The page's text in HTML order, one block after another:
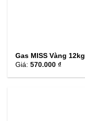
Gas MISS Vàng 12kg
Giá:570.000 ₫